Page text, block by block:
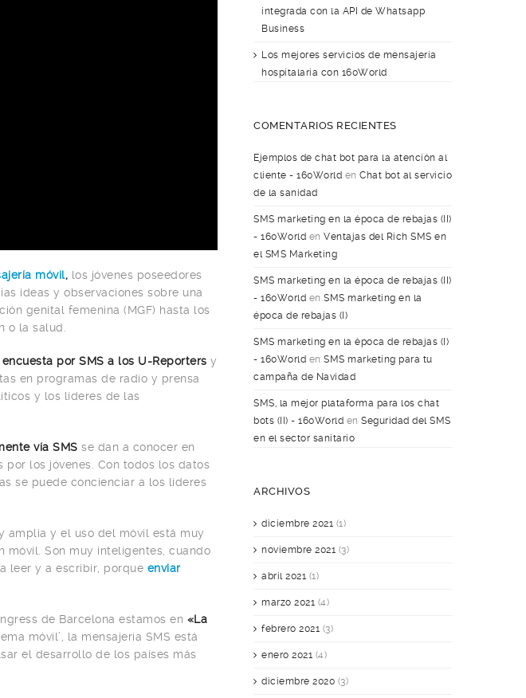
móvil, los jóvenes poseedores
ideas y observaciones sobre una
genital femenina (MGF) hasta los
o la salud.
por SMS a los U-Reporters y
en programas de radio y prensa
y los líderes de las
vía SMS se dan a conocer en
los jóvenes. Con todos los datos
se puede concienciar a los líderes
amplia y el uso del móvil está muy
móvil. Son muy inteligentes, cuando
leer y a escribir, porque enviar
de Barcelona estamos en «La
móvil’, la mensajería SMS está
el desarrollo de los países más
integrada con la API de Whatsapp
Business
Los mejores servicios de mensajería
hospitalaria con 160World
COMENTARIOS RECIENTES
Ejemplos de chat bot para la atención al
cliente - 160World en Chat bot al servicio
de la sanidad
SMS marketing en la época de rebajas (II)
- 160World en Ventajas del Rich SMS en
el SMS Marketing
SMS marketing en la época de rebajas (II)
- 160World en SMS marketing en la
época de rebajas (I)
SMS marketing en la época de rebajas (I)
- 160World en SMS marketing para tu
campaña de Navidad
SMS, la mejor plataforma para los chat
bots (II) - 160World en Seguridad del SMS
en el sector sanitario
ARCHIVOS
diciembre 2021 (1)
noviembre 2021 (3)
abril 2021 (1)
marzo 2021 (4)
febrero 2021 (3)
enero 2021 (4)
diciembre 2020 (3)